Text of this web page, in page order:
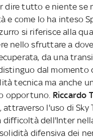
dire tutto e niente se
come lo ha inteso
si riferisce alla
nello sfruttare a
da una
dal momento
tecnica ma anche
opportuno. Riccardo
l'uso di Sky
difficoltà dell'Inter
difensiva dei